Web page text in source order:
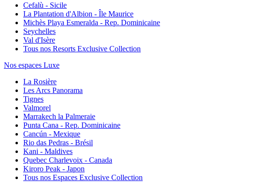
Cefalù - Sicile
La Plantation d'Albion - Île Maurice
Michès Playa Esmeralda - Rep. Dominicaine
Seychelles
Val d'Isère
Tous nos Resorts Exclusive Collection
Nos espaces Luxe
La Rosière
Les Arcs Panorama
Tignes
Valmorel
Marrakech la Palmeraie
Punta Cana - Rep. Dominicaine
Cancún - Mexique
Rio das Pedras - Brésil
Kani - Maldives
Quebec Charlevoix - Canada
Kiroro Peak - Japon
Tous nos Espaces Exclusive Collection